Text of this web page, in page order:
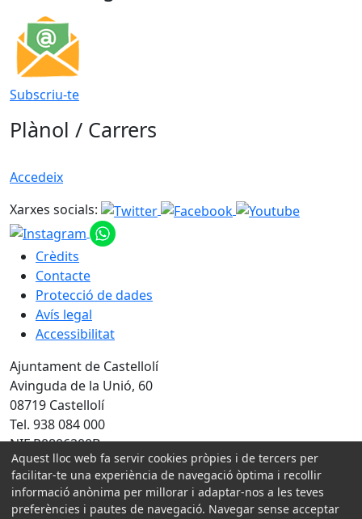
Subscriu-te
Plànol / Carrers
Accedeix
Xarxes socials:
Crèdits
Contacte
Protecció de dades
Avís legal
Accessibilitat
Ajuntament de Castellolí
Avinguda de la Unió, 60
08719 Castellolí
Tel. 938 084 000
NIF P0806200B
Amb la col·laboració de:
Aquest lloc web fa servir cookies pròpies i de tercers per
facilitar-te una experiència de navegació òptima i recollir
informació anònima per millorar i adaptar-nos a les teves
preferències i pautes de navegació. Navegar sense acceptar